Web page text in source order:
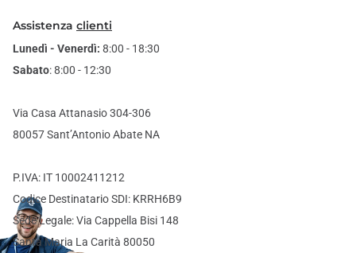
Assistenza clienti
Lunedì - Venerdì: 8:00 - 18:30
Sabato: 8:00 - 12:30
Via Casa Attanasio 304-306
80057 Sant’Antonio Abate NA
P.IVA: IT 10002411212
Codice Destinatario SDI: KRRH6B9
Sede Legale: Via Cappella Bisi 148
Santa Maria La Carità 80050